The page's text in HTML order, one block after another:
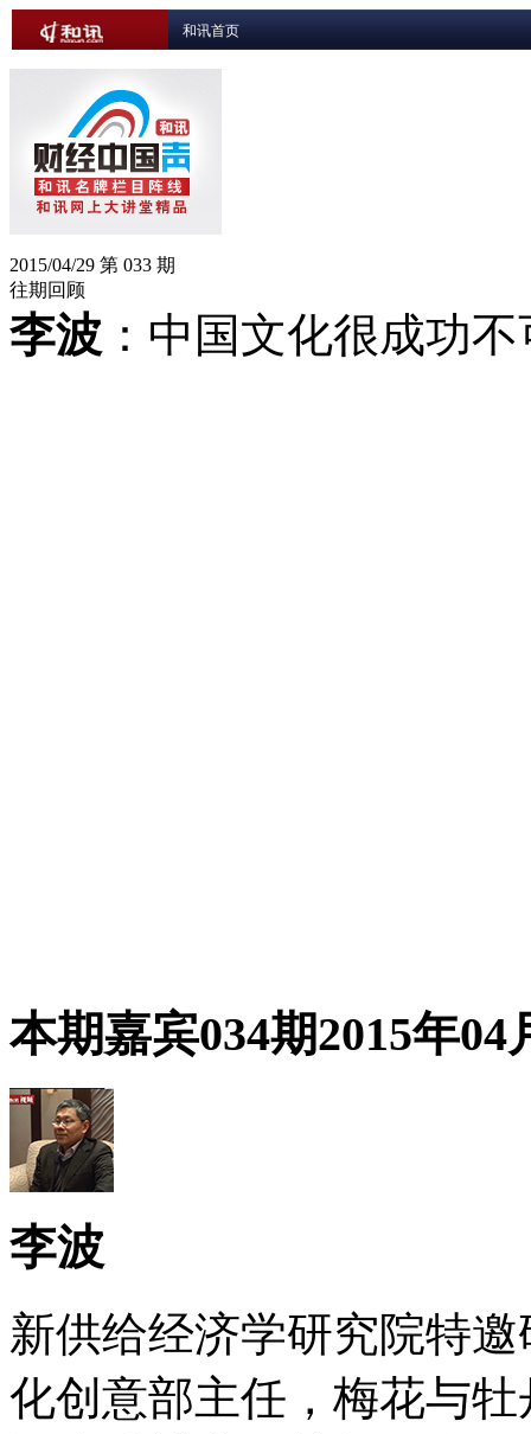
和讯首页
2015/04/29 第 033 期
往期回顾
李波 ： 中国文化很成功
本期嘉宾034期2015年04
李波
新供给经济学研究院特
化创意部主任，梅花与